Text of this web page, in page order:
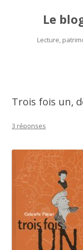
Le
Lecture,
Trois fois un,
3 réponses